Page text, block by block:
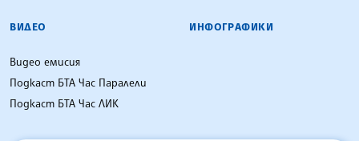
ВИДЕО
Видео емисия
Подкаст БТА Час Паралели
Подкаст БТА Час ЛИК
ИНФОГРАФИКИ